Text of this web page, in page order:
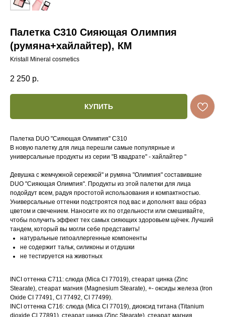
Палетка С310 Сияющая Олимпия
(румяна+хайлайтер), КМ
Kristall Mineral cosmetics
2 250 р.
КУПИТЬ
Палетка DUO "Сияющая Олимпия" С310
В новую палетку для лица перешли самые популярные и
универсальные продукты из серии "В квадрате" - хайлайтер "
Девушка с жемчужной сережкой" и румяна "Олимпия" составившие
DUO "Сияющая Олимпия". Продукты из этой палетки для лица
подойдут всем, радуя простотой использования и компактностью.
Универсальные оттенки подстроятся под вас и дополнят ваш образ
цветом и свечением. Наносите их по отдельности или смешивайте,
чтобы получить эффект тех самых сияющих здоровьем щёчек. Лучший
тандем, который вы могли себе представить!
натуральные гипоаллергенные компоненты
не содержит тальк, силиконы и отдушки
не тестируется на животных
INCI оттенка С711: слюда (Mica CI 77019), стеарат цинка (Zinc
Stearate), стеарат магния (Magnesium Stearate), +- оксиды железа (Iron
Oxide CI 77491, CI 77492, CI 77499).
INCI оттенка С716: слюда (Mica CI 77019), диоксид титана (Titanium